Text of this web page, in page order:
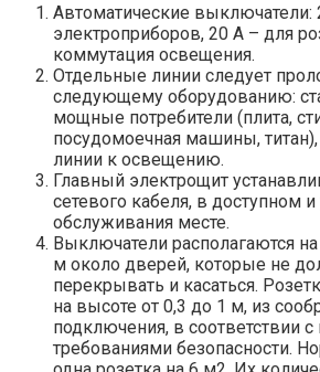
Автоматические
электроприборов, 20 А – для
коммутация освещения.
Отдельные линии следует
следующему оборудованию:
мощные потребители (плита,
посудомоечная машины,
линии к освещению.
Главный электрощит
сетевого кабеля, в доступном
обслуживания месте.
Выключатели располагаются
м около дверей, которые не
перекрывать и касаться.
на высоте от 0,3 до 1 м, из
подключения, в соответствии
требованиями безопасности.